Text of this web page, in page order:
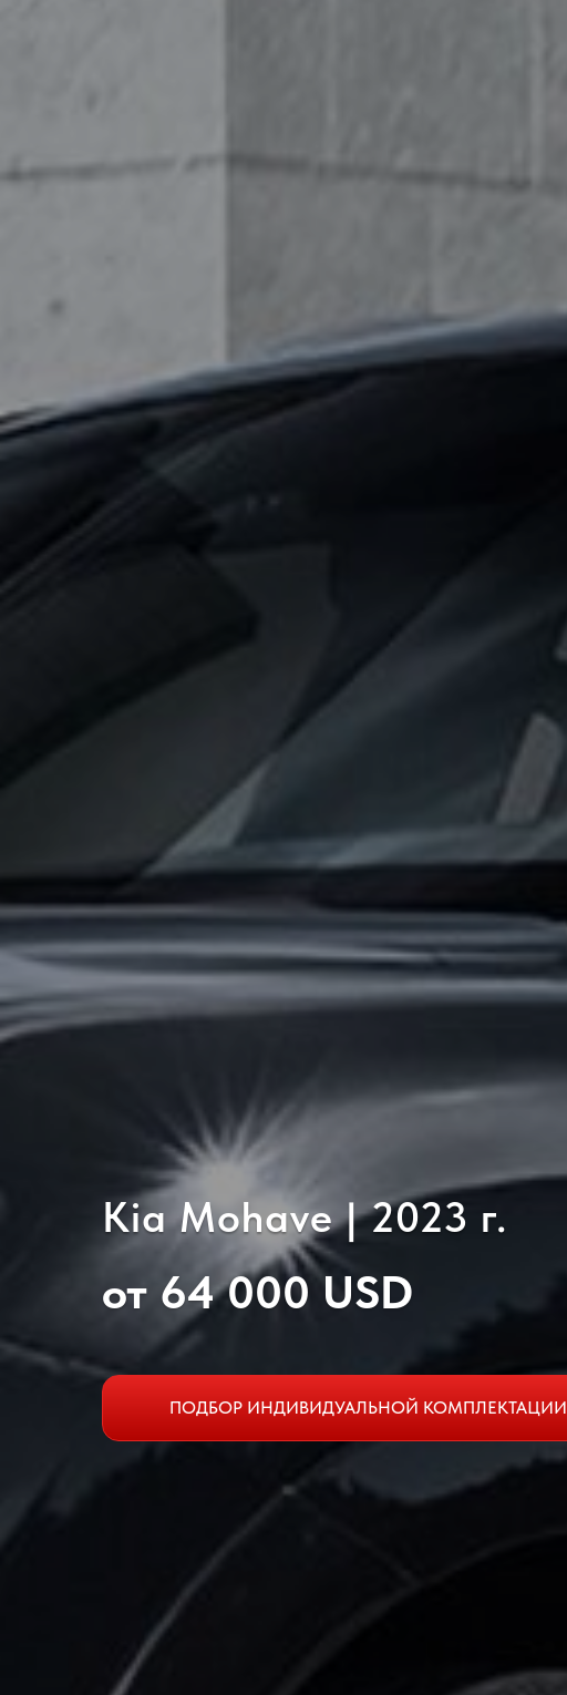
Kia Mohave | 2023 г.
от 64 000 USD
ПОДБОР ИНДИВИДУАЛЬНОЙ КОМПЛЕКТАЦИИ